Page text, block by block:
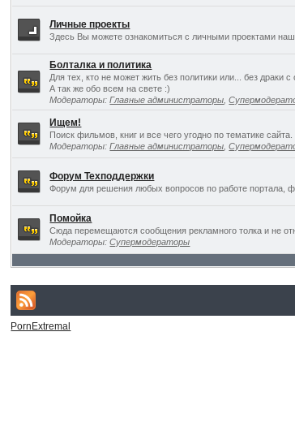
Личные проекты
Здесь Вы можете ознакомиться с личными проектами
Болталка и политика
Для тех, кто не может жить без политики или... без драки с
А так же обо всем на свете :)
Модераторы:Главные администраторы ,
Ищем!
Поиск фильмов, книг и все чего угодно по тематике
Модераторы:Главные администраторы ,
Форум Техподдержки
Форум для решения любых вопросов по работе портала,
Помойка
Сюда перемещаются сообщения рекламного толка и не
Модераторы:Супермодераторы
PornExtremal